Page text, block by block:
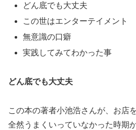
どん底でも大丈夫
この世はエンターテイメント
無意識の口癖
実践してみてわかった事
どん底でも大丈夫
この本の著者小池浩さんが、お店
全然うまくいっていなかった時期